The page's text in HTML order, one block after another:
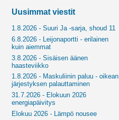
Uusimmat viestit
1.8.2026 - Suuri Ja -sarja, shoud 11
6.8.2026 - Leijonaportti - erilainen
kuin aiemmat
3.8.2026 - Sisäisen äänen
haasteviikko
1.8.2026 - Maskuliinin paluu - oikean
järjestyksen palauttaminen
31.7.2026 - Elokuun 2026
energiapäivitys
Elokuu 2026 - Lämpö nousee